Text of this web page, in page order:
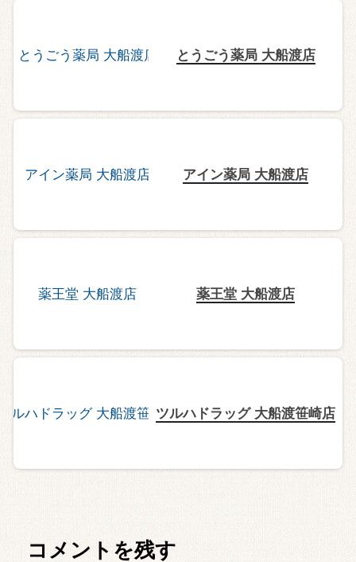
とうごう薬局 大船渡店
アイン薬局 大船渡店
薬王堂 大船渡店
ツルハドラッグ 大船渡笹崎店
コメントを残す